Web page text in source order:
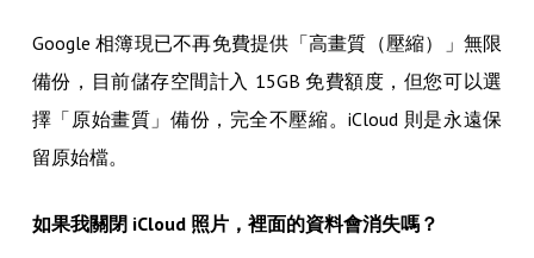
Google 相簿現已不再免費提供「高畫質（壓縮）」無限
備份，目前儲存空間計入 15GB 免費額度，但您可以選
擇「原始畫質」備份，完全不壓縮。iCloud 則是永遠保
留原始檔。
如果我關閉 iCloud 照片，裡面的資料會消失嗎？